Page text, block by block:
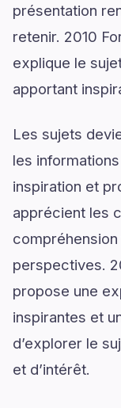
présentation
retenir. 2010
explique le
apportant
Les sujets
les
inspiration et
apprécient les
perspectives.
propose une
inspirantes et
d’explorer le
et d’intérêt.